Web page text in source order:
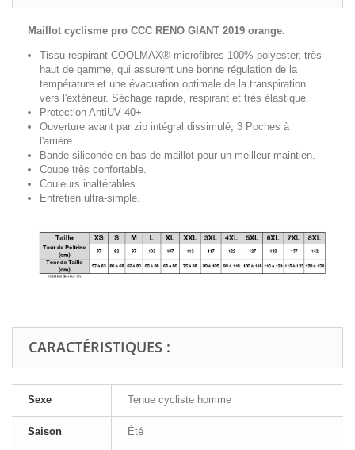
Maillot cyclisme pro CCC RENO GIANT 2019 orange.
Tissu respirant COOLMAX® microfibres 100% polyester, très
haut de gamme, qui assurent une bonne régulation de la
température et une évacuation optimale de la transpiration
vers l'extérieur. Séchage rapide, respirant et très élastique.
Protection AntiUV 40+
Ouverture avant par zip intégral dissimulé, 3 Poches à
l'arrière.
Bande siliconée en bas de maillot pour un meilleur maintien.
Coupe très confortable.
Couleurs inaltérables.
Entretien ultra-simple.
CARACTÉRISTIQUES :
Sexe Tenue cycliste homme
Saison Été